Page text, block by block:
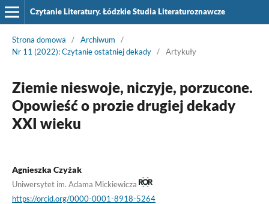
Czytanie Literatury. Łódzkie Studia Literaturoznawcze
Strona domowa / Archiwum
/
Nr 11 (2022): Czytanie ostatniej dekady / Artykuły
Ziemie nieswoje, niczyje, porzucone.
Opowieść o prozie drugiej dekady
XXI wieku
Agnieszka Czyżak
Uniwersytet im. Adama Mickiewicza
https://orcid.org/0000-0001-8918-5264